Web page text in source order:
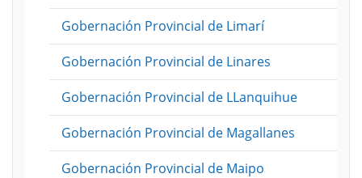
Gobernación Provincial de Limarí
Gobernación Provincial de Linares
Gobernación Provincial de LLanquihue
Gobernación Provincial de Magallanes
Gobernación Provincial de Maipo